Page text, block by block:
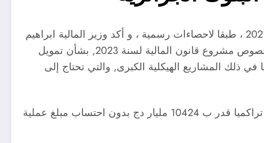
منحت البنوك الجزائرية أكثر من 10 آلاف مليار دينار كقروض لشركات عمومية و خاصة في عام 2021 ، طبقا لاحصاءات رسمية ، و أكد وزير المالية ابراهيم
جمال كسالي، في جلسة علنية بالمجلس الشعبي الوطني, خصصت للرد على تساؤلات النواب بخصوص مشروع قانون المالية لسنة 2023, بشأن تمويل
ذلك المشاريع الهيكلية الكبرى, والتي تحتاج إلى
و أضاف أن التمويلات الممنوحة للاقتصاد من طرف البنوك العمومية في سنة 2021 سجلت مبلغا تراكميا قدر ب 10424 مليار دج بدون احتساب مبلغ عملية